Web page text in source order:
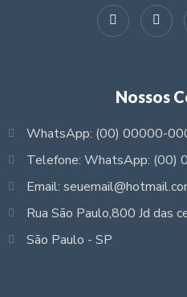
Nossos
WhatsApp: (00) 00000-
Telefone: WhatsApp: (00)
Email:
Rua São Paulo,800 Jd das
São Paulo - SP